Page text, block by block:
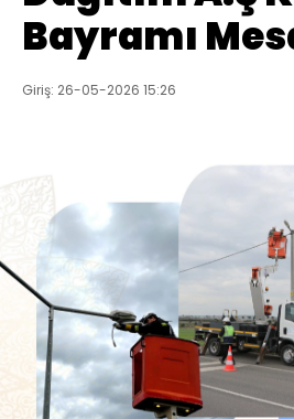
Bayramı
Giriş: 26-05-2026 15:26